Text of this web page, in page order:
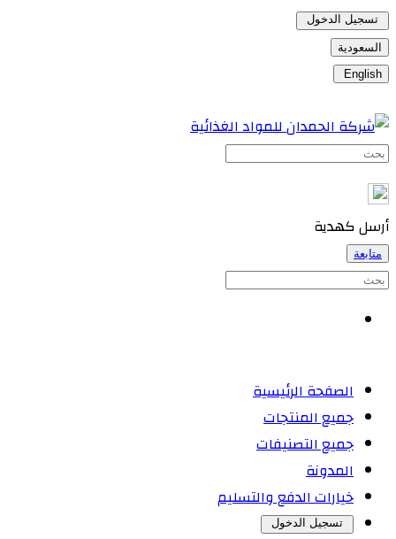
تسجيل الدخول
السعودية
English
أرسل كهدية
متابعة
الصفحة الرئيسية
جميع المنتجات
جميع التصنيفات
المدونة
خيارات الدفع والتسليم
تسجيل الدخول